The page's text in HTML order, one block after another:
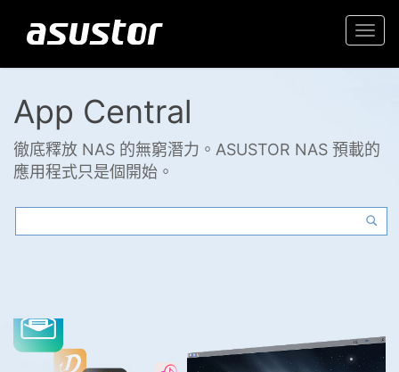
App Central
徹底釋放 NAS 的無窮潛力。ASUSTOR NAS 預載的
應用程式只是個開始。